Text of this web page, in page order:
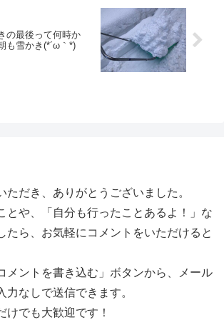
の最後って何時か
も雪かき(*´ω｀*)
ただき、ありがとうございました。
とや、「自分も行ったことあるよ！」な
たら、お気軽にコメントをいただけると
メントを書き込む」ボタンから、メール
力なしで送信できます。
けでも大歓迎です！